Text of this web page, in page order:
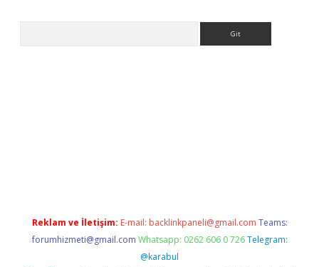
Reklam ve İletişim: E-mail: backlinkpaneli@gmail.com Teams:
forumhizmeti@gmail.com Whatsapp: 0262 606 0 726 Telegram:
@karabul